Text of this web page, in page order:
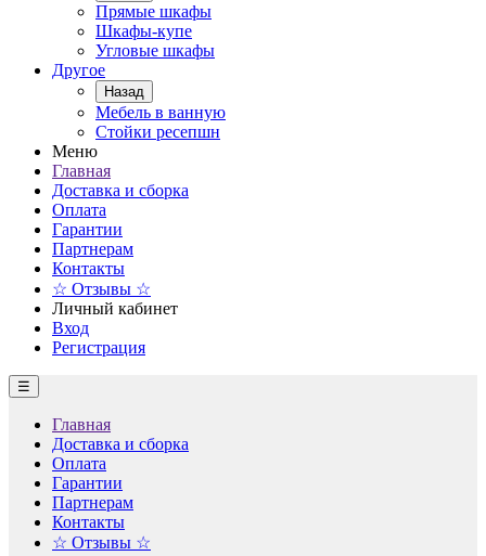
Прямые шкафы
Шкафы-купе
Угловые шкафы
Другое
Назад
Мебель в ванную
Стойки ресепшн
Меню
Главная
Доставка и сборка
Оплата
Гарантии
Партнерам
Контакты
☆ Отзывы ☆
Личный кабинет
Вход
Регистрация
☰
Главная
Доставка и сборка
Оплата
Гарантии
Партнерам
Контакты
☆ Отзывы ☆